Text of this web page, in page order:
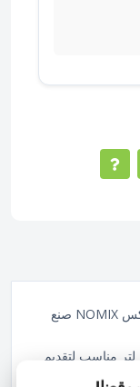
دورق شجرة 2 لتر 1 قطعة ألوان متعددة نومكس NOMIX صنع
دورق مياه عملي بتصميم شجرة أنيق وسعة 2 لتر مناسب لتقديم